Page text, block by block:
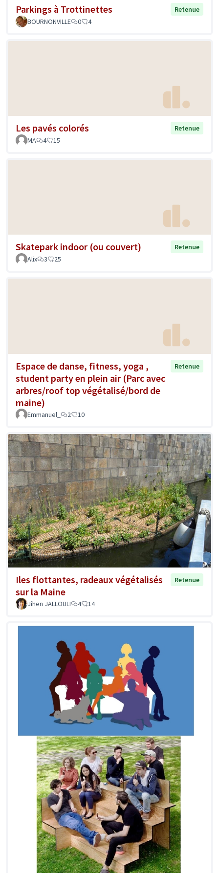
Parkings à Trottinettes
Retenue
BOURNONVILLE
0 4
Les pavés colorés
Retenue
MA
4 15
Skatepark indoor (ou couvert)
Retenue
Alix
3 25
Espace de danse, fitness, yoga ,
student party en plein air (Parc avec
arbres/roof top végétalisé/bord de
maine)
Retenue
Emmanuel_ 2 10
Iles flottantes, radeaux végétalisés
sur la Maine
Retenue
Jihen JALLOULI 4 14